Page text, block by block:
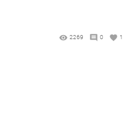
2269 0 1